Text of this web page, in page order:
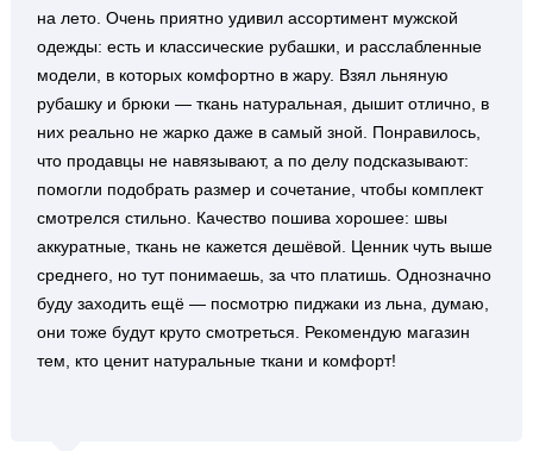
на лето. Очень приятно удивил ассортимент мужской
одежды: есть и классические рубашки, и расслабленные
модели, в которых комфортно в жару. Взял льняную
рубашку и брюки — ткань натуральная, дышит отлично, в
них реально не жарко даже в самый зной. Понравилось,
что продавцы не навязывают, а по делу подсказывают:
помогли подобрать размер и сочетание, чтобы комплект
смотрелся стильно. Качество пошива хорошее: швы
аккуратные, ткань не кажется дешёвой. Ценник чуть выше
среднего, но тут понимаешь, за что платишь. Однозначно
буду заходить ещё — посмотрю пиджаки из льна, думаю,
они тоже будут круто смотреться. Рекомендую магазин
тем, кто ценит натуральные ткани и комфорт!